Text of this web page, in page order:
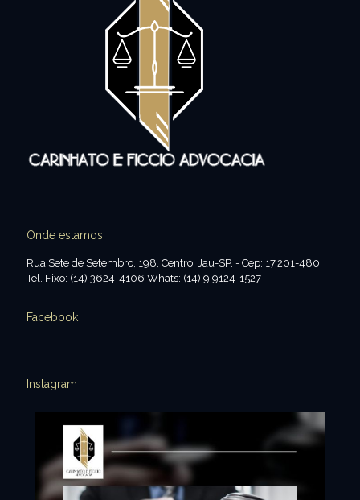
Onde estamos
Rua Sete de Setembro, 198, Centro, Jau-SP. - Cep: 17.201-480.
Tel. Fixo: (14) 3624-4106 Whats: (14) 9.9124-1527
Facebook
Instagram